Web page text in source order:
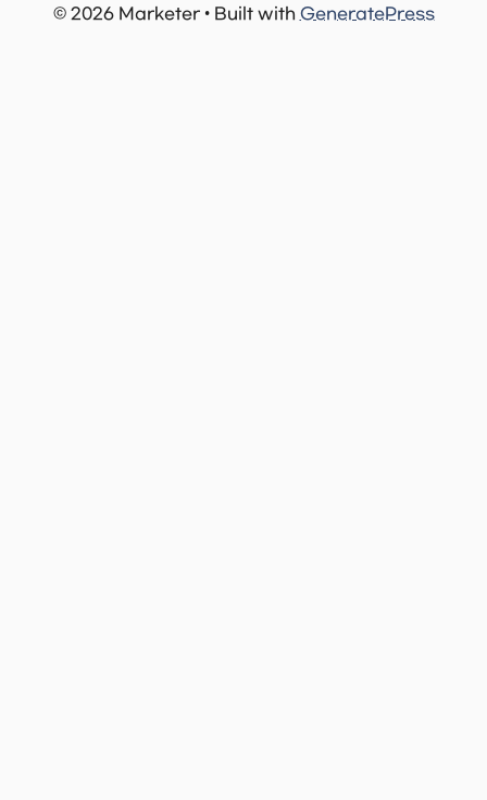
© 2026 Marketer • Built with GeneratePress